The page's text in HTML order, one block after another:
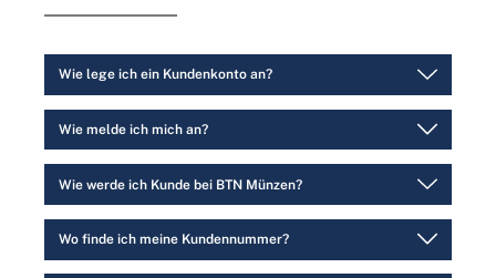
Wie lege ich ein Kundenkonto an?
Wie melde ich mich an?
Wie werde ich Kunde bei BTN Münzen?
Wo finde ich meine Kundennummer?